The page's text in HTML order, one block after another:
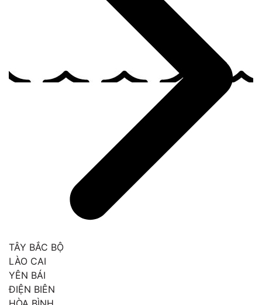
TÂY BẮC BỘ
LÀO CAI
YÊN BÁI
ĐIỆN BIÊN